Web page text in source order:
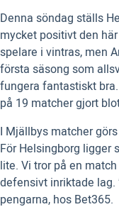
Denna söndag ställs
mycket positivt den
spelare i vintras, men
första säsong som
fungera fantastiskt
på 19 matcher gjort
I Mjällbys matcher
För Helsingborg ligger
lite. Vi tror på en
defensivt inriktade lag.
pengarna, hos Bet365.